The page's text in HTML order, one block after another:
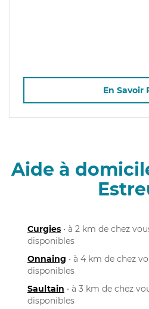
En Savoir
Aide à
Curgies • à 2 km de chez
disponibles
Onnaing • à 4 km de chez
disponibles
Saultain • à 3 km de chez
disponibles